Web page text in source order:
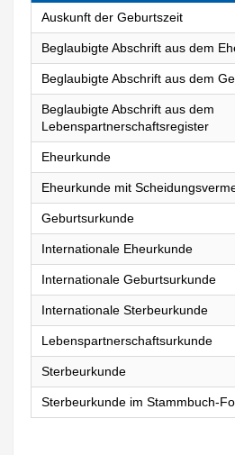
Auskunft der Geburtszeit
Beglaubigte Abschrift aus dem
Beglaubigte Abschrift aus dem
Beglaubigte Abschrift aus dem
Lebenspartnerschaftsregister
Eheurkunde
Eheurkunde mit
Geburtsurkunde
Internationale Eheurkunde
Internationale Geburtsurkunde
Internationale Sterbeurkunde
Lebenspartnerschaftsurkunde
Sterbeurkunde
Sterbeurkunde im Stammbuch-